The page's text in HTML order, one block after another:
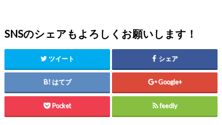
SNSのシェアもよろしくお願いします！
ツイート シェア
はてブ Google+
Pocket feedly